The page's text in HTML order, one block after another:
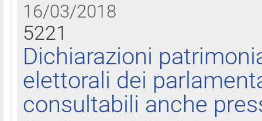
16/03/2018
5221
Dichiarazioni
elettorali dei
consultabili anche